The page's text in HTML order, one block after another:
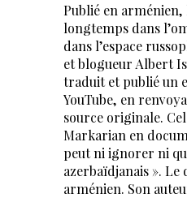
Publié en arménien,
longtemps dans
dans l’espace
et blogueur Albert
traduit et publié un
YouTube, en
source originale.
Markarian en
peut ni ignorer ni
azerbaïdjanais ». Le
arménien. Son